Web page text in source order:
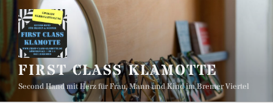
Zum
Inhalt
springen
FIRST CLASS KLAMOTTE
Second Hand mit Herz für Frau, Mann und Kind im Bremer Viertel